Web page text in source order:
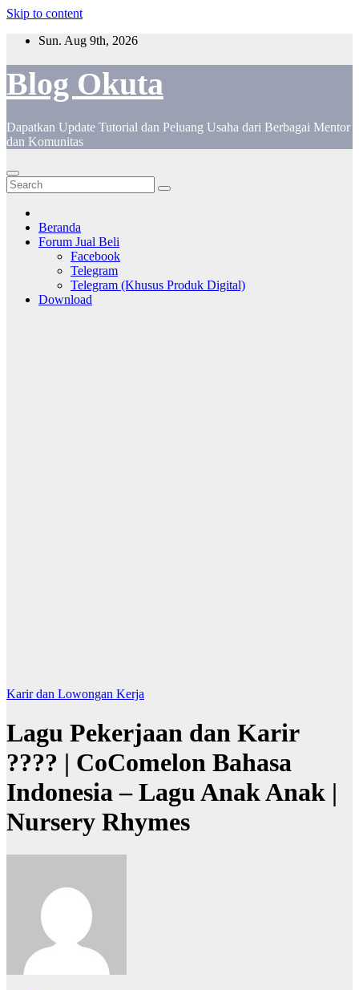
Skip to content
Sun. Aug 9th, 2026
Blog Okuta
Dapatkan Update Tutorial dan Peluang Usaha dari Berbagai Mentor
dan Komunitas
Beranda
Forum Jual Beli
Facebook
Telegram
Telegram (Khusus Produk Digital)
Download
Karir dan Lowongan Kerja
Lagu Pekerjaan dan Karir
?‍??‍? | CoComelon Bahasa
Indonesia – Lagu Anak Anak |
Nursery Rhymes